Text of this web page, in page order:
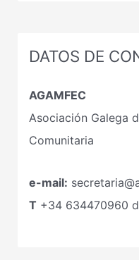
DATOS DE
AGAMFEC
Asociación Galega
Comunitaria
e-mail:
T +34 634470960